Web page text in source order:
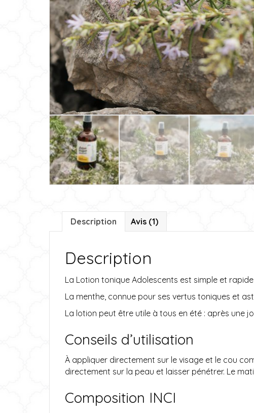
Description Avis (1)
Description
La Lotion tonique Adolescents est simple et
La menthe, connue pour ses vertus toniques et
La lotion peut être utile à tous en été : après une
Conseils d’utilisation
À appliquer directement sur le visage et le cou
directement sur la peau et laisser pénétrer. Le
Composition INCI